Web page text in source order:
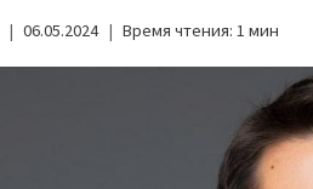
06.05.2024 Время чтения: 1 мин